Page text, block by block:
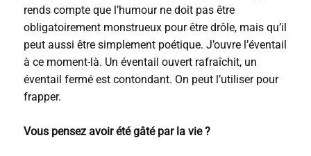
rends compte que l’humour ne doit pas être
obligatoirement monstrueux pour être drôle, mais qu’il
peut aussi être simplement poétique. J’ouvre l’éventail
à ce moment-là. Un éventail ouvert rafraîchit, un
éventail fermé est contondant. On peut l’utiliser pour
frapper.
Vous pensez avoir été gâté par la vie ?